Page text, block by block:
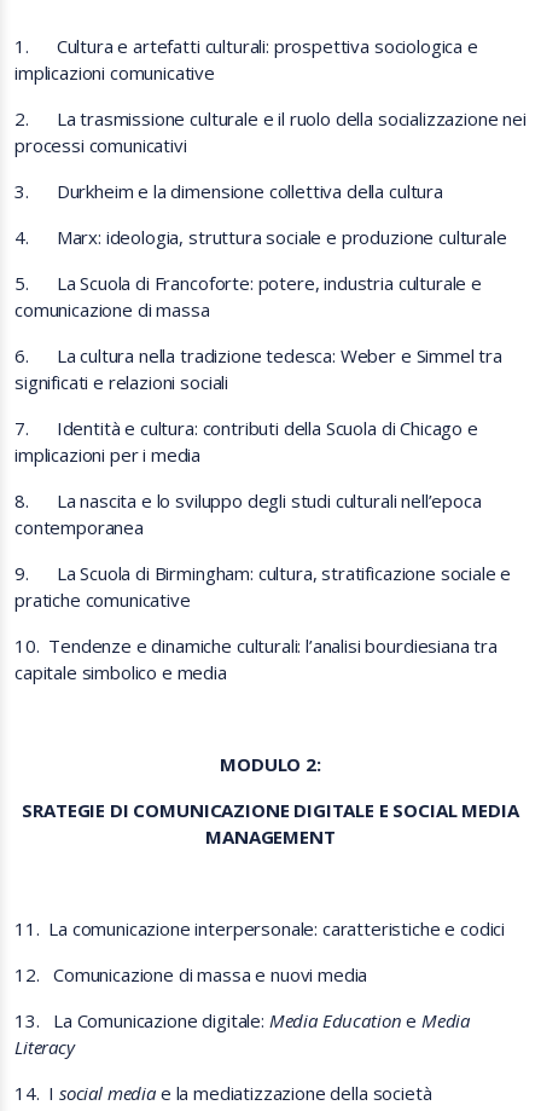
1.
Cultura e artefatti culturali: prospettiva sociologica e
implicazioni comunicative
2.
La trasmissione culturale e il ruolo della socializzazione nei
processi comunicativi
3.
Durkheim e la dimensione collettiva della cultura
4.
Marx: ideologia, struttura sociale e produzione culturale
5.
La Scuola di Francoforte: potere, industria culturale e
comunicazione di massa
6.
La cultura nella tradizione tedesca: Weber e Simmel tra
significati e relazioni sociali
7.
Identità e cultura: contributi della Scuola di Chicago e
implicazioni per i media
8.
La nascita e lo sviluppo degli studi culturali nell’epoca
contemporanea
9.
La Scuola di Birmingham: cultura, stratificazione sociale e
pratiche comunicative
10. Tendenze e dinamiche culturali: l’analisi bourdiesiana tra
capitale simbolico e media
MODULO 2:
SRATEGIE DI COMUNICAZIONE DIGITALE E SOCIAL MEDIA
MANAGEMENT
11. La comunicazione interpersonale: caratteristiche e codici
12. Comunicazione di massa e nuovi media
13.
La Comunicazione digitale: Media Education e Media
Literacy
14. I social media e la mediatizzazione della società